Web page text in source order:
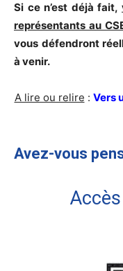
Si ce n’est déjà fait,
représentants au
vous défendront
à venir.
A lire ou relire : Vers
Avez-vous